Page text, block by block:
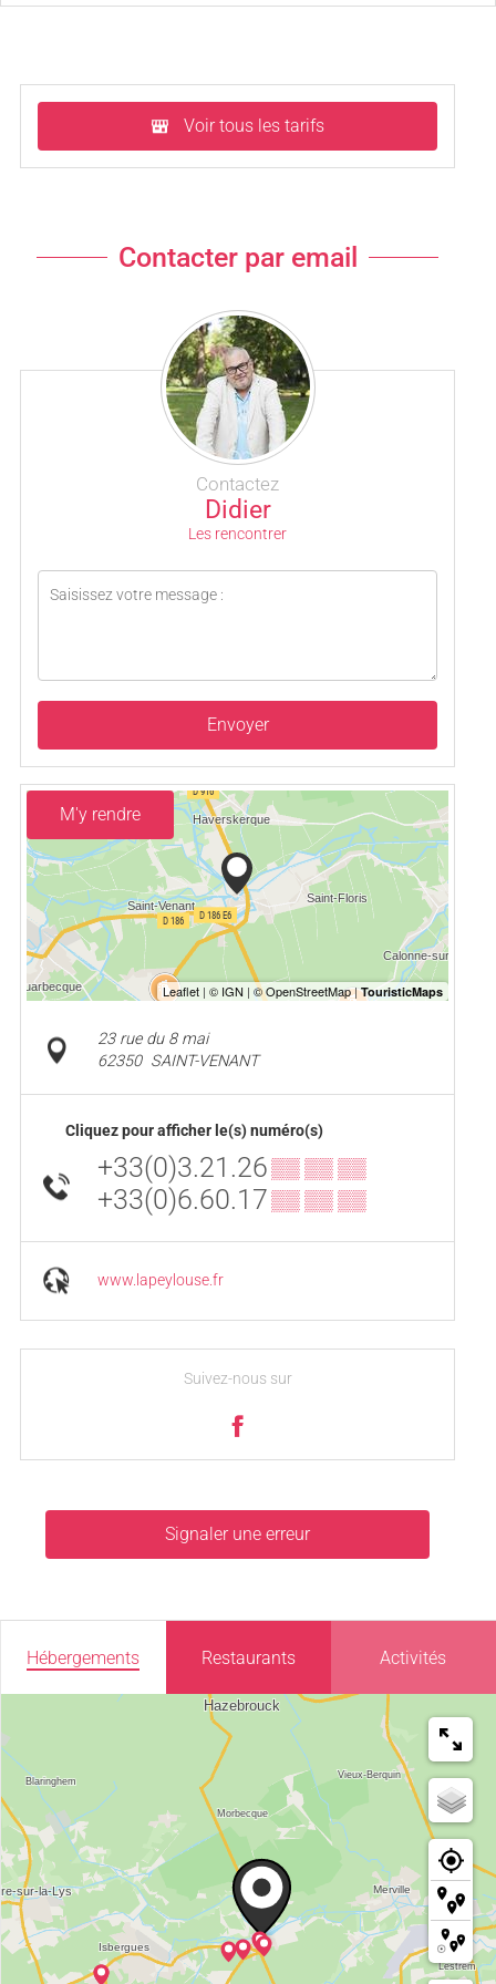
Voir tous les tarifs
Contacter par email
Contactez
Didier
Les rencontrer
Envoyer
M'y rendre
23 rue du 8 mai
62350 SAINT-VENANT
Cliquez pour afficher le(s) numéro(s)
+33(0)3.21.26▒▒ ▒▒ ▒▒
+33(0)6.60.17▒▒ ▒▒ ▒▒
www.lapeylouse.fr
Suivez-nous sur
Signaler une erreur
Hébergements Restaurants Activités